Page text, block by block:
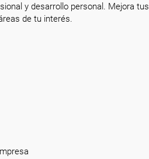
y desarrollo personal. Mejora tus
de tu interés.